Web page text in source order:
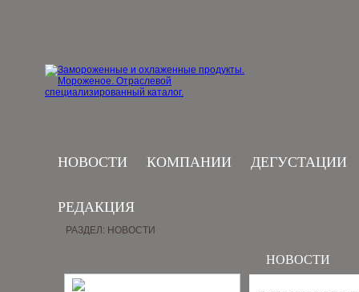
НОВОСТИ КОМПАНИИ ДЕГУСТАЦИИ
РЕДАКЦИЯ
РАЗДЕЛ: НОВОСТИ
НОВОСТИ